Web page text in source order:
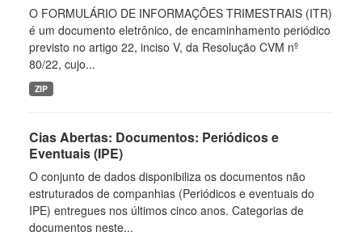
O FORMULÁRIO DE INFORMAÇÕES TRIMESTRAIS (ITR)
é um documento eletrônico, de encaminhamento periódico
previsto no artigo 22, inciso V, da Resolução CVM nº
80/22, cujo...
ZIP
Cias Abertas: Documentos: Periódicos e
Eventuais (IPE)
O conjunto de dados disponibiliza os documentos não
estruturados de companhias (Periódicos e eventuais do
IPE) entregues nos últimos cinco anos. Categorias de
documentos neste...